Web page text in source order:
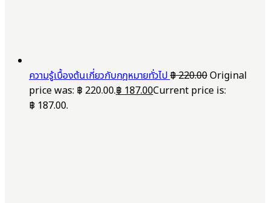
ความรู้เบื้องต้นเกี่ยวกับกฎหมายทั่วไป฿220.00Original
price was: ฿ 220.00.฿187.00Current price is:
฿ 187.00.